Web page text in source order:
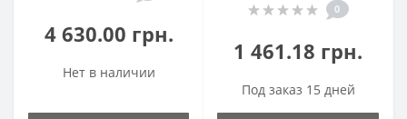
4 630.00 грн.
Нет в наличии
0
1 461.18 грн.
Под заказ 15 дней